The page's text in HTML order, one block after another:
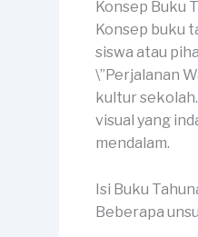
Konsep Buku
Konsep buku
siswa atau
\”Perjalanan
kultur
visual yang
mendalam.
Isi Buku
Beberapa